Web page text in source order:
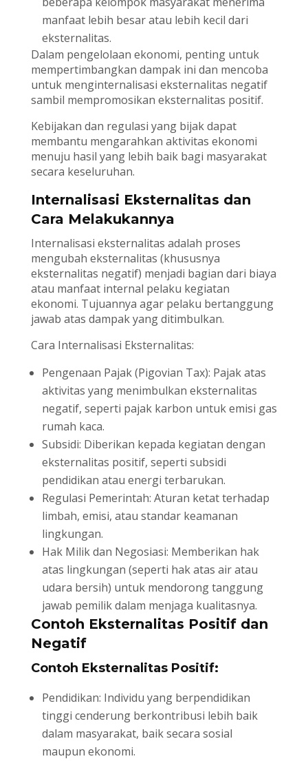
manfaat lebih besar atau lebih kecil dari
eksternalitas.
Dalam pengelolaan ekonomi, penting untuk
mempertimbangkan dampak ini dan mencoba
untuk menginternalisasi eksternalitas negatif
sambil mempromosikan eksternalitas positif.
Kebijakan dan regulasi yang bijak dapat
membantu mengarahkan aktivitas ekonomi
menuju hasil yang lebih baik bagi masyarakat
secara keseluruhan.
Internalisasi Eksternalitas dan
Cara Melakukannya
Internalisasi eksternalitas adalah proses
mengubah eksternalitas (khususnya
eksternalitas negatif) menjadi bagian dari biaya
atau manfaat internal pelaku kegiatan
ekonomi. Tujuannya agar pelaku bertanggung
jawab atas dampak yang ditimbulkan.
Cara Internalisasi Eksternalitas:
Pengenaan Pajak (Pigovian Tax): Pajak atas
aktivitas yang menimbulkan eksternalitas
negatif, seperti pajak karbon untuk emisi gas
rumah kaca.
Subsidi: Diberikan kepada kegiatan dengan
eksternalitas positif, seperti subsidi
pendidikan atau energi terbarukan.
Regulasi Pemerintah: Aturan ketat terhadap
limbah, emisi, atau standar keamanan
lingkungan.
Hak Milik dan Negosiasi: Memberikan hak
atas lingkungan (seperti hak atas air atau
udara bersih) untuk mendorong tanggung
jawab pemilik dalam menjaga kualitasnya.
Contoh Eksternalitas Positif dan
Negatif
Contoh Eksternalitas Positif:
Pendidikan: Individu yang berpendidikan
tinggi cenderung berkontribusi lebih baik
dalam masyarakat, baik secara sosial
maupun ekonomi.